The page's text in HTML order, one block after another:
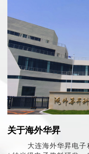
关于海外华昇
大连海外华昇电子科